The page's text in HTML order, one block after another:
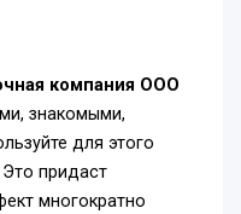
компания ООО
знакомыми,
для этого
придаст
многократно